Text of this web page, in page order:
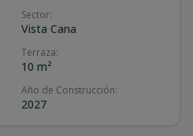
Sector:
Vista Cana
Terraza:
10 m²
Año de Construcción:
2027